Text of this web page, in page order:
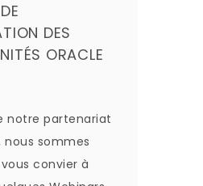
DES
ORACLE
notre partenariat
nous sommes
convier à